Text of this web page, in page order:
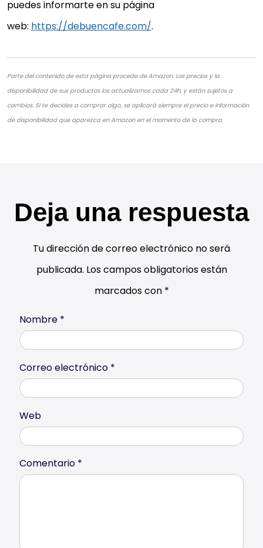
puedes informarte en su página
web: https://debuencafe.com/.
Parte del contenido de esta página procede de Amazon. Los precios y la
disponibilidad de sus productos los actualizamos cada 24h, y están sujetos a
cambios. Si te decides a comprar algo, se aplicará siempre el precio e información
de disponibilidad que aparezca en Amazon en el momento de la compra.
Deja una respuesta
Tu dirección de correo electrónico no será
publicada. Los campos obligatorios están
marcados con *
Comentario *
Nombre *
Correo electrónico *
Web